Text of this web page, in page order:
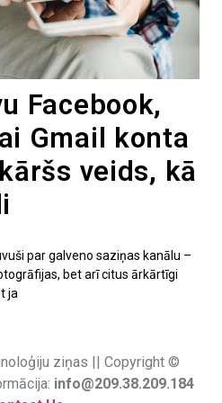
Facebook,
Gmail konta
veids, kā
par galveno saziņas kanālu –
bet arī citus ārkārtīgi
ja
ziņas || Copyright ©
info@209.38.209.184